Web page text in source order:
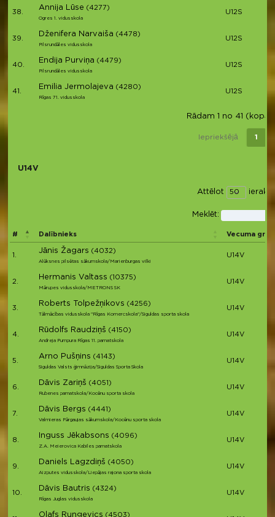
38.
Annija Lūse (4277)
Ogres 1. vidusskola
U12S
39.
Dženifera Narvaiša (4478)
Pilsrundāles vidusskola
U12S
40.
Endija Purviņa (4479)
Pilsrundāles vidusskola
U12S
41.
Emilia Jermolajeva (4280)
Rīgas 71. vidusskola
U12S
Rādam 1 no 41 (kopā
Iepriekšējā 1
U14V
Attēlot
Meklēt:
# Dalībnieks Vecuma
1.
Jānis Žagars (4032)
Alūksnes pilsētas sākumskola/Marienburgas vilki
U14V
2.
Hermanis Valtass (10375)
Mārupes vidusskola/METRONS SK
U14V
3.
Roberts Tolpežņikovs (4256)
Tālmācības vidusskola "Rīgas Komercskola"/Siguldas sporta skola
U14V
4.
Rūdolfs Raudziņš (4150)
Andreja Pumpura Rīgas 11. pamatskola
U14V
5.
Arno Pušņins (4143)
Siguldas Valsts ģimnāzija/Siguldas Sporta Skola
U14V
6.
Dāvis Zariņš (4051)
Rubenes pamatskola/Kocēnu sporta skola
U14V
7.
Dāvis Bergs (4441)
Valmieras Pārgaujas sākumskola/Kocēnu sporta skola
U14V
8.
Inguss Jēkabsons (4096)
Z.A. Meierovica Kabiles pamatskola
U14V
9.
Daniels Lagzdiņš (4050)
Aizputes vidusskola/Liepājas rajona sporta skola
U14V
10.
Dāvis Bautris (4324)
Rīgas Juglas vidusskola
U14V
Olafs Rungevics (4503)